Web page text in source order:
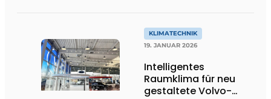
KLIMATECHNIK
19. JANUAR 2026
Intelligentes
Raumklima für neu
gestaltete Volvo-